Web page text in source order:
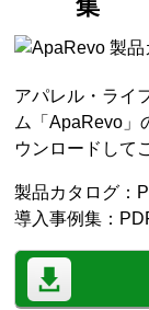
集
アパレル・ライ
ム「ApaRevo」
ウンロードして
製品カタログ：
導入事例集：